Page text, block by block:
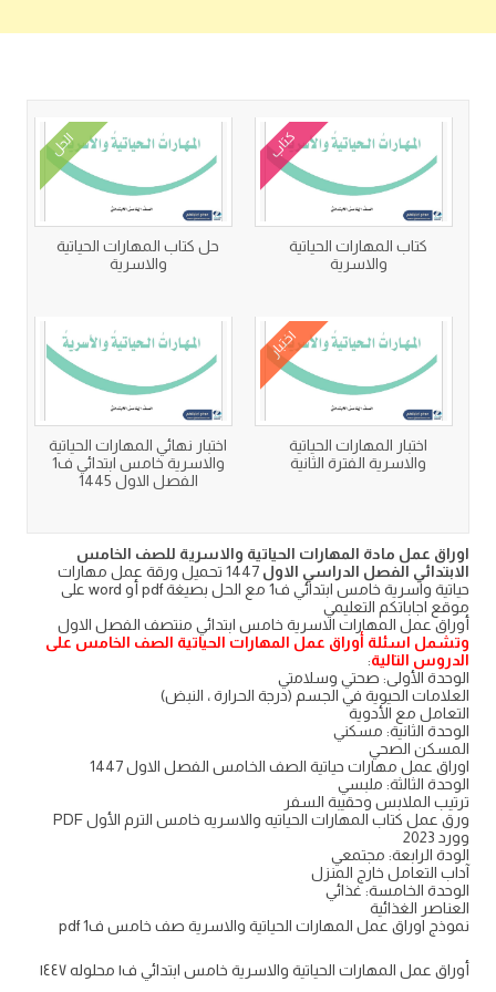
كتاب
كتاب المهارات الحياتية
والاسرية
الحل
حل كتاب المهارات الحياتية
والاسرية
اختبار
اختبار المهارات الحياتية
والاسرية الفترة الثانية
اختبار نهائي المهارات الحياتية
والاسرية خامس ابتدائي ف1
الفصل الاول 1445
اوراق عمل مادة المهارات الحياتية والاسرية للصف الخامس
الابتدائي الفصل الدراسي الاول
1447 تحميل ورقة عمل مهارات
حياتية واسرية خامس ابتدائي ف1 مع الحل بصيغة pdf أو word على
موقع اجاباتكم التعليمي
أوراق عمل المهارات الاسرية خامس ابتدائي منتصف الفصل الاول
وتشمل اسئلة أوراق عمل المهارات الحياتية الصف الخامس على
الدروس التالية:
الوحدة الأولى: صحتي وسلامتي
العلامات الحيوية في الجسم (درجة الحرارة ، النبض)
التعامل مع الأدوية
الوحدة الثانية: مسكني
المسكن الصحي
اوراق عمل مهارات حياتية الصف الخامس الفصل الاول 1447
الوحدة الثالثة: ملبسي
ترتيب الملابس وحقيبة السفر
ورق عمل كتاب المهارات الحياتيه والاسريه خامس الترم الأول PDF
وورد 2023
الودة الرابعة: مجتمعي
آداب التعامل خارج المنزل
الوحدة الخامسة: غذائي
العناصر الغذائية
نموذج اوراق عمل المهارات الحياتية والاسرية صف خامس ف1 pdf
أوراق عمل المهارات الحياتية والاسرية خامس ابتدائي ف١ محلوله ١٤٤٧